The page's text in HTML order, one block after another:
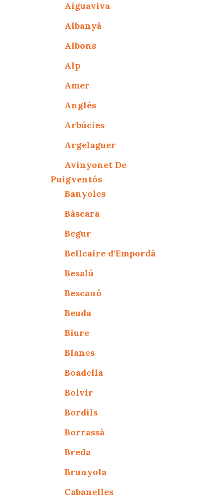
Aiguaviva
Albanyà
Albons
Alp
Amer
Anglès
Arbúcies
Argelaguer
Avinyonet De
Puigventós
Banyoles
Bàscara
Begur
Bellcaire d'Empordà
Besalú
Bescanó
Beuda
Biure
Blanes
Boadella
Bolvir
Bordils
Borrassà
Breda
Brunyola
Cabanelles